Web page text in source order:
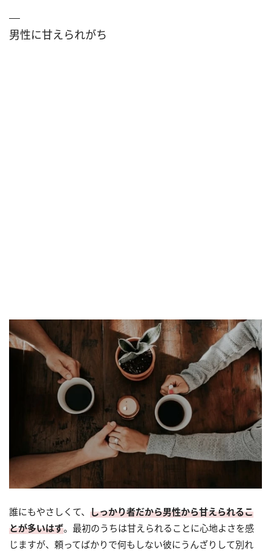
男性に甘えられがち
誰にもやさしくて、 しっかり者だから男性から甘えられるこ
とが多いはず。最初のうちは甘えられることに心地よさを感
じますが、頼ってばかりで何もしない彼にうんざりして別れ